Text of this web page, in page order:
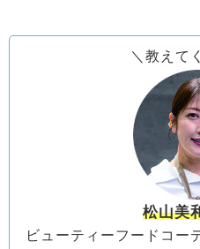
＼教えて
松山美
ビューティーフードコー